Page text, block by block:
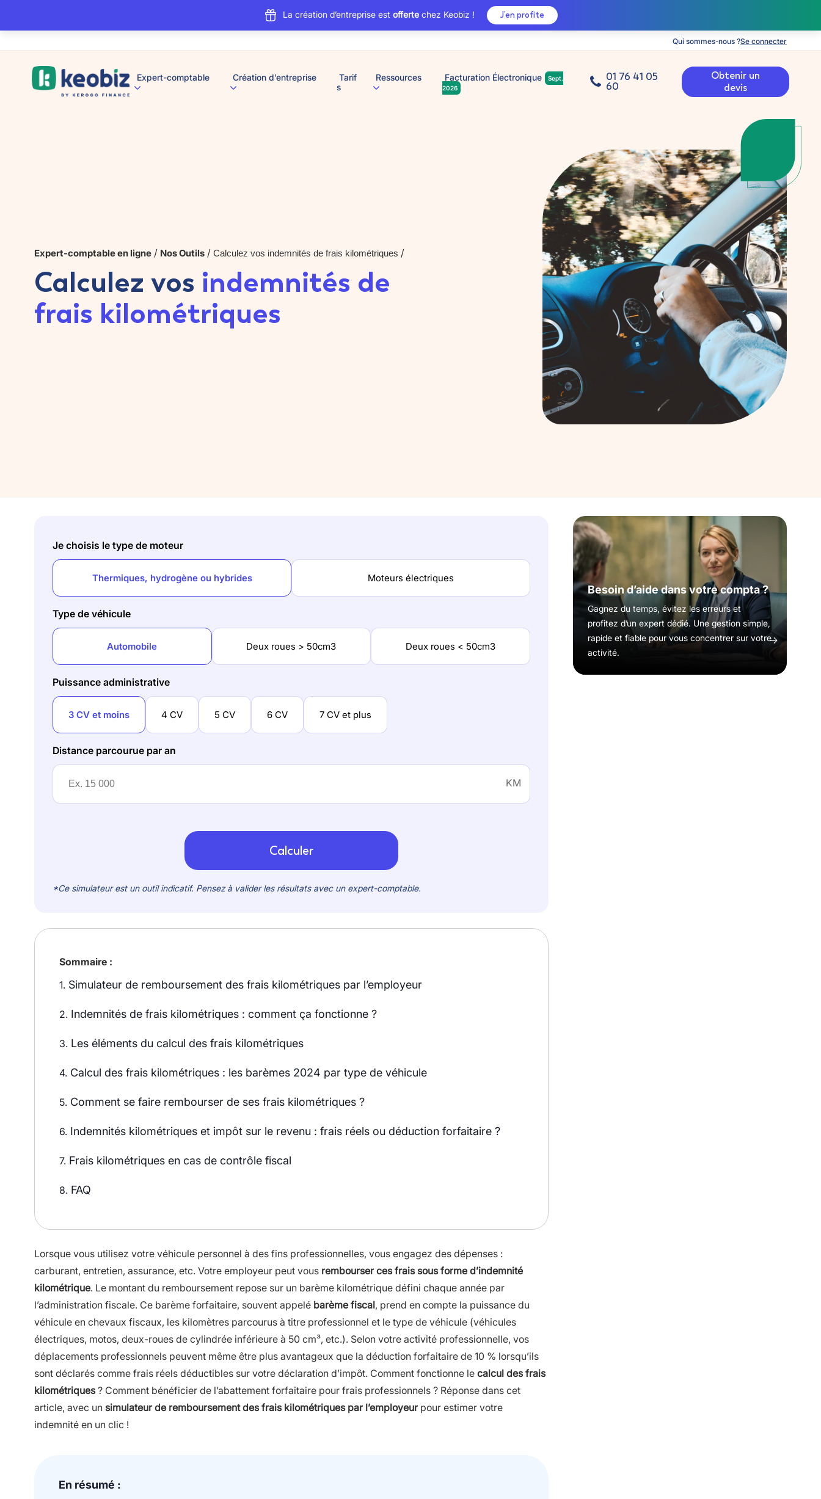
La création d’entreprise est offertechez Keobiz ! J’en profite
Qui sommes-nous ?Se connecter
A
c
c
u
Expert-comptable Création d’entreprise
Tarif
s
Ressources Facturation Électronique
Sept.
2026
01 76 41 05
60
Obtenir un
devis
Expert-comptable en ligne / Nos Outils / Calculez vos indemnités de frais kilométriques /
Calculez vos indemnités de
frais kilométriques
Je choisis le type de moteur
Thermiques, hydrogène ou hybrides Moteurs électriques
Type de véhicule
Automobile Deux roues > 50cm3 Deux roues < 50cm3
Puissance administrative
3 CV et moins 4 CV 5 CV 6 CV 7 CV et plus
Distance parcourue par an
KM
*Ce simulateur est un outil indicatif. Pensez à valider les résultats avec un expert-comptable.
Sommaire :
1. Simulateur de remboursement des frais kilométriques par l’employeur
2. Indemnités de frais kilométriques : comment ça fonctionne ?
3. Les éléments du calcul des frais kilométriques
4. Calcul des frais kilométriques : les barèmes 2024 par type de véhicule
5. Comment se faire rembourser de ses frais kilométriques ?
6. Indemnités kilométriques et impôt sur le revenu : frais réels ou déduction forfaitaire ?
7. Frais kilométriques en cas de contrôle fiscal
8. FAQ
Lorsque vous utilisez votre véhicule personnel à des fins professionnelles, vous engagez des dépenses :
carburant, entretien, assurance, etc. Votre employeur peut vous rembourser ces frais sous forme d’indemnité
kilométrique. Le montant du remboursement repose sur un barème kilométrique défini chaque année par
l’administration fiscale. Ce barème forfaitaire, souvent appelé barème fiscal, prend en compte la puissance du
véhicule en chevaux fiscaux, les kilomètres parcourus à titre professionnel et le type de véhicule (véhicules
électriques, motos, deux-roues de cylindrée inférieure à 50 cm³, etc.). Selon votre activité professionnelle, vos
déplacements professionnels peuvent même être plus avantageux que la déduction forfaitaire de 10 % lorsqu’ils
sont déclarés comme frais réels déductibles sur votre déclaration d’impôt. Comment fonctionne le calcul des frais
kilométriques? Comment bénéficier de l’abattement forfaitaire pour frais professionnels ? Réponse dans cet
article, avec un simulateur de remboursement des frais kilométriques par l’employeurpour estimer votre
indemnité en un clic !
En résumé :
Besoin d’aide dans votre compta ?
Gagnez du temps, évitez les erreurs et
profitez d’un expert dédié. Une gestion simple,
rapide et fiable pour vous concentrer sur votre
activité.